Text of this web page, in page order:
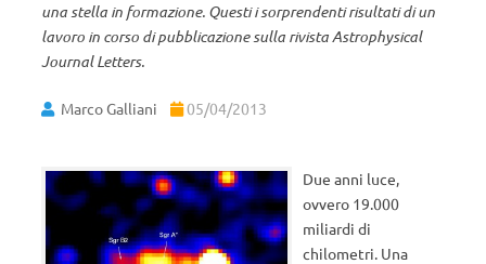
una stella in formazione. Questi i sorprendenti risultati di un
lavoro in corso di pubblicazione sulla rivista Astrophysical
Journal Letters.
Marco Galliani 05/04/2013
Due anni luce,
ovvero 19.000
miliardi di
chilometri. Una